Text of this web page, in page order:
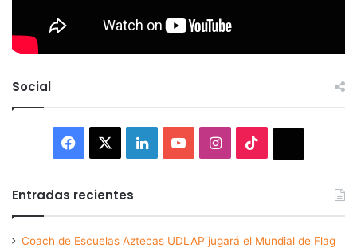
Social
Facebook LinkedInYouTubeInstagram
Entradas recientes
Coach de Escuelas Aztecas UDLAP jugará el Mundial de Flag